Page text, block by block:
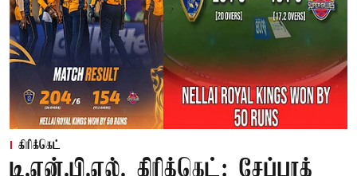
கிரிக்கெட்
டி.என்.பி.எல். கிரிக்கெட்: சேப்பாக்